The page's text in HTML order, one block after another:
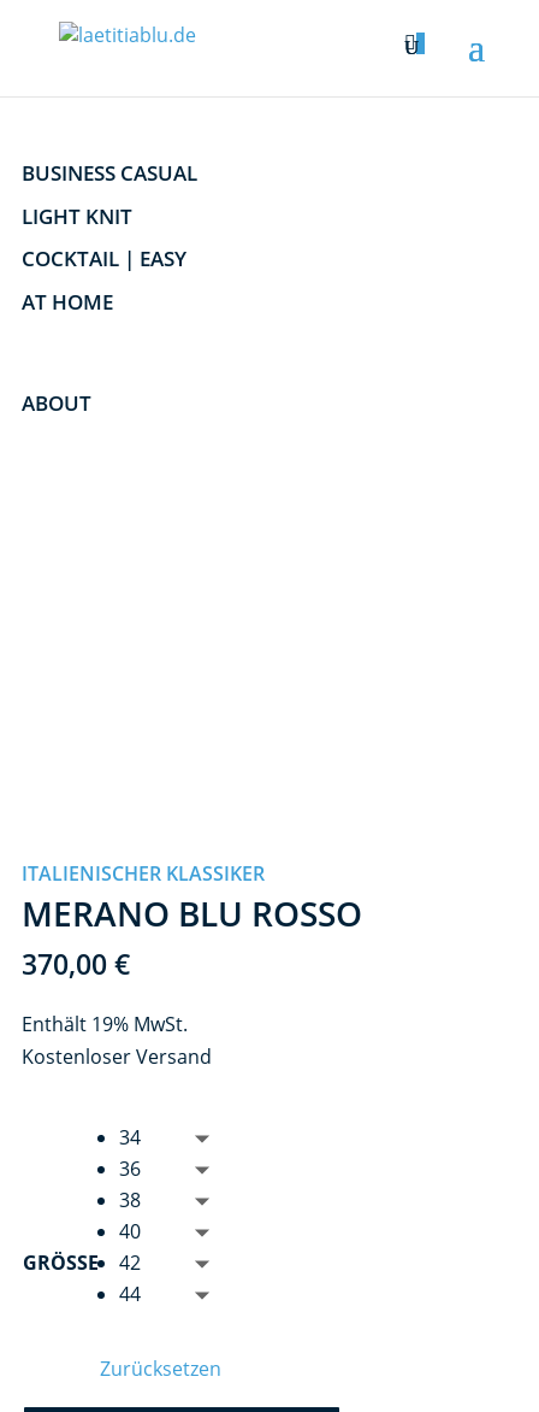
0
BUSINESS CASUAL
LIGHT KNIT
COCKTAIL | EASY
AT HOME
ABOUT
ITALIENISCHER KLASSIKER
MERANO BLU ROSSO
370,00€
Enthält 19% MwSt.
Kostenloser Versand
GRÖSSE
34
36
38
40
42
44
Zurücksetzen